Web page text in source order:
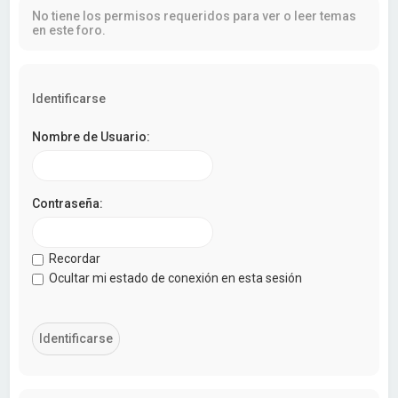
No tiene los permisos requeridos para ver o leer temas
en este foro.
Identificarse
Nombre de Usuario:
Contraseña:
Recordar
Ocultar mi estado de conexión en esta sesión